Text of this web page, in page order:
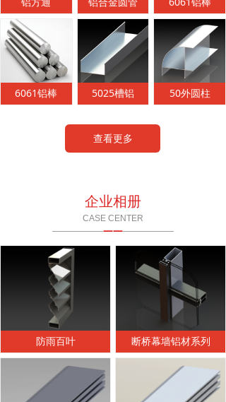
6061铝棒 5025槽铝 50外圆柱
查看更多
企业相册
CASE CENTER
——————————————
防雨百叶 断桥幕墙铝材系列